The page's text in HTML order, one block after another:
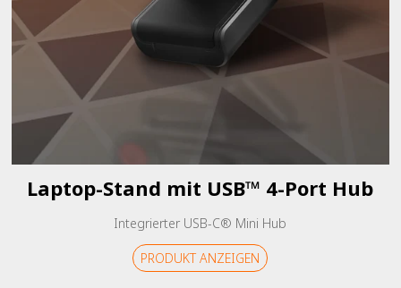
Laptop-Stand mit USB™ 4-Port Hub
Integrierter USB-C® Mini Hub
PRODUKT ANZEIGEN